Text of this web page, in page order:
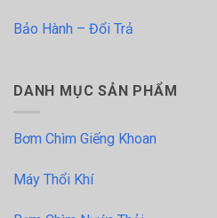
Bảo Hành – Đổi Trả
DANH MỤC SẢN PHẨM
Bơm Chìm Giếng Khoan
Máy Thổi Khí